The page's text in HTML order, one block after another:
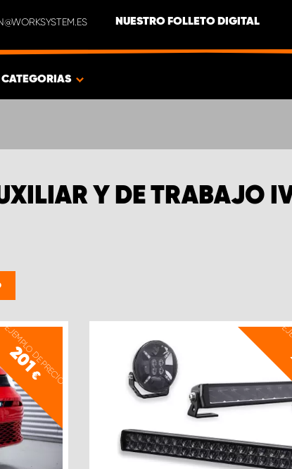
NUESTRO FOLLETO DIGITAL
CATEGORIAS
Y DE TRABAJO
EJEMPLO DE PRECIO
201
€